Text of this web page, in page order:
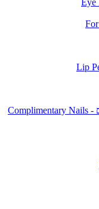
- מוצרי ציפורניים משלימים - Complimentary Nails